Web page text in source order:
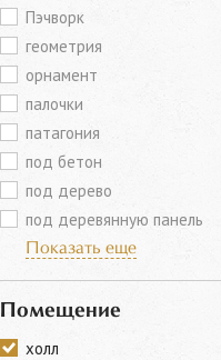
Пэчворк
геометрия
орнамент
палочки
патагония
под бетон
под дерево
под деревянную панель
Показать еще
Помещение
холл